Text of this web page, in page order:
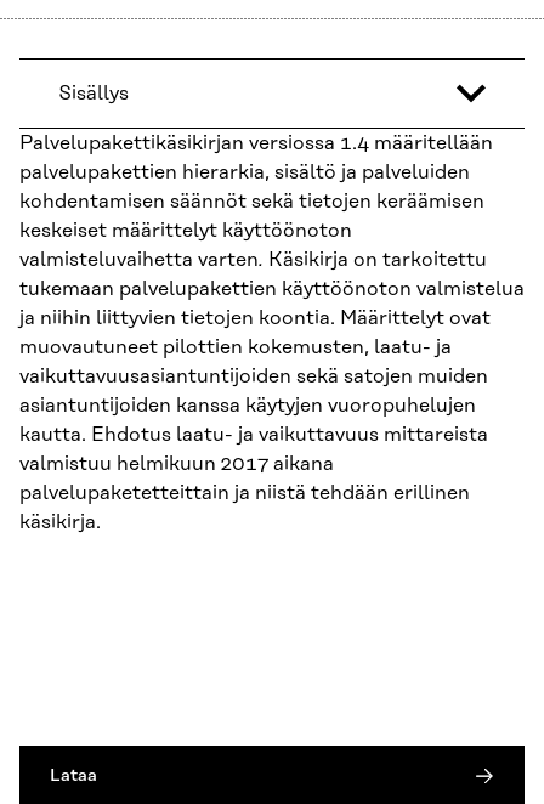
Sisällys
Palvelupakettikäsikirjan versiossa 1.4 määritellään
palvelupakettien hierarkia, sisältö ja palveluiden
kohdentamisen säännöt sekä tietojen keräämisen
keskeiset määrittelyt käyttöönoton
valmisteluvaihetta varten. Käsikirja on tarkoitettu
tukemaan palvelupakettien käyttöönoton valmistelua
ja niihin liittyvien tietojen koontia. Määrittelyt ovat
muovautuneet pilottien kokemusten, laatu- ja
vaikuttavuusasiantuntijoiden sekä satojen muiden
asiantuntijoiden kanssa käytyjen vuoropuhelujen
kautta. Ehdotus laatu- ja vaikuttavuus mittareista
valmistuu helmikuun 2017 aikana
palvelupaketetteittain ja niistä tehdään erillinen
käsikirja.
Lataa